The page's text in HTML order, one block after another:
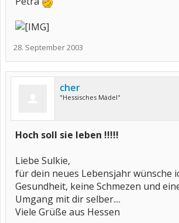
28. September 2003
cher
"Hessisches Mädel"
Hoch soll sie leben !!!!!
Liebe Sulkie,
für dein neues Lebensjahr wünsche
Gesundheit, keine Schmezen und
Umgang mit dir selber....
Viele Grüße aus Hessen